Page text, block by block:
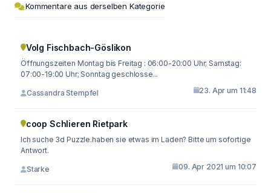
Kommentare aus derselben Kategorie
Volg Fischbach-Göslikon
Öffnungszeiten Montag bis Freitag : 06:00-20:00 Uhr; Samstag:
07:00-19:00 Uhr; Sonntag geschlosse...
Cassandra Stempfel 23. Apr um 11:48
coop Schlieren Rietpark
Ich suche 3d Puzzle.haben sie etwas im Laden? Bitte um sofortige
Antwort.
Starke 09. Apr 2021 um 10:07